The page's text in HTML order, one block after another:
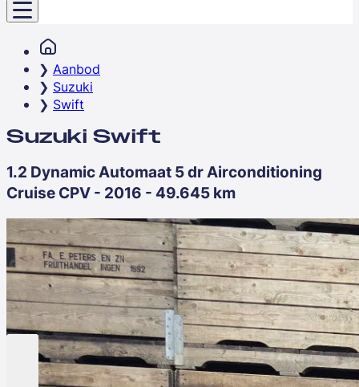
Aanbod
Suzuki
Swift
Suzuki Swift
1.2 Dynamic Automaat 5 dr Airconditioning
Cruise CPV - 2016 - 49.645 km